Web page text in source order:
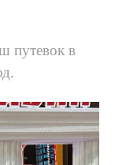
путевок в